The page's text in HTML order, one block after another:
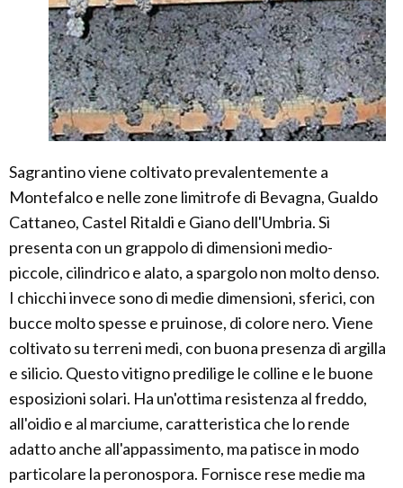
Sagrantino viene coltivato prevalentemente a
Montefalco e nelle zone limitrofe di Bevagna, Gualdo
Cattaneo, Castel Ritaldi e Giano dell'Umbria. Si
presenta con un grappolo di dimensioni medio-
piccole, cilindrico e alato, a spargolo non molto denso.
I chicchi invece sono di medie dimensioni, sferici, con
bucce molto spesse e pruinose, di colore nero. Viene
coltivato su terreni medi, con buona presenza di argilla
e silicio. Questo vitigno predilige le colline e le buone
esposizioni solari. Ha un'ottima resistenza al freddo,
all'oidio e al marciume, caratteristica che lo rende
adatto anche all'appassimento, ma patisce in modo
particolare la peronospora. Fornisce rese medie ma